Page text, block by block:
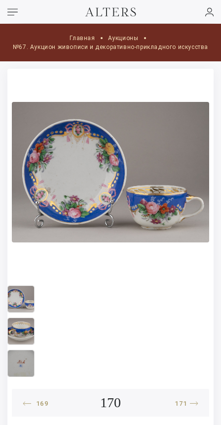
Главная
Аукционы
№67. Аукцион живописи и декоративно-прикладного искусства
169 170 171